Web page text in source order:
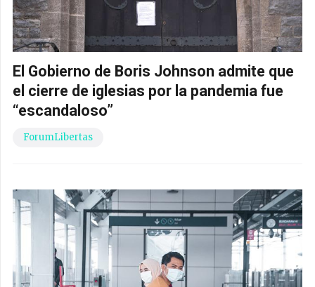
El Gobierno de Boris Johnson admite que
el cierre de iglesias por la pandemia fue
“escandaloso”
ForumLibertas